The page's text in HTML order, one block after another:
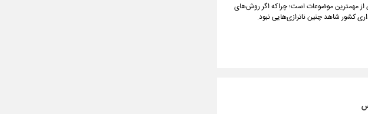
مهمترین موضوعات است؛ چراکه اگر روش‌های
کشور شاهد چنین ناترازی‌هایی نبود.